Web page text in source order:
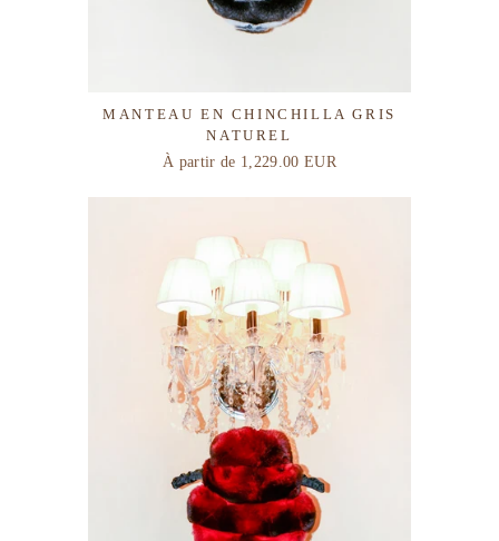
MANTEAU EN CHINCHILLA GRIS
NATUREL
À partir de 1,229.00 EUR